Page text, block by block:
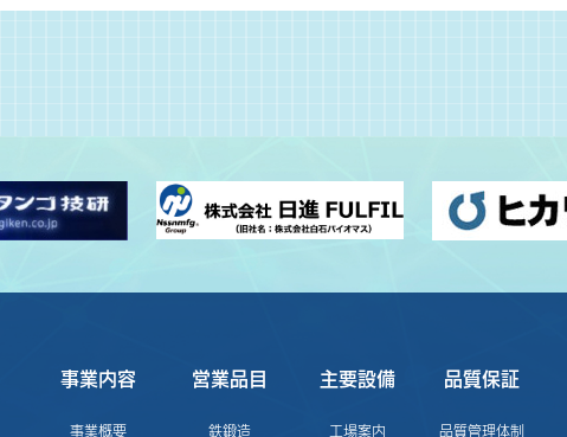
事業内容
事業概要
営業品目
鉄鍛造
主要設備
工場案内
品質保証
品質管理体制